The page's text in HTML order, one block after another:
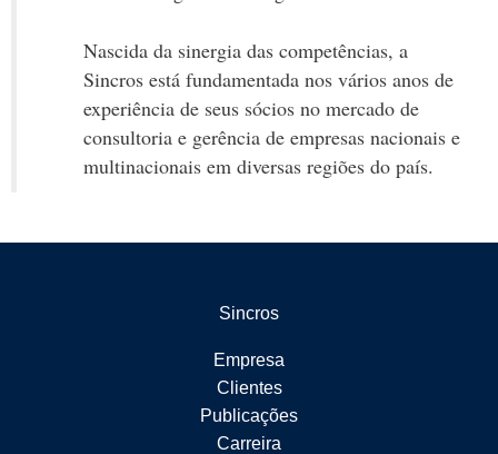
Nascida da sinergia das competências, a
Sincros está fundamentada nos vários anos de
experiência de seus sócios no mercado de
consultoria e gerência de empresas nacionais e
multinacionais em diversas regiões do país.
Sincros
Empresa
Clientes
Publicações
Carreira